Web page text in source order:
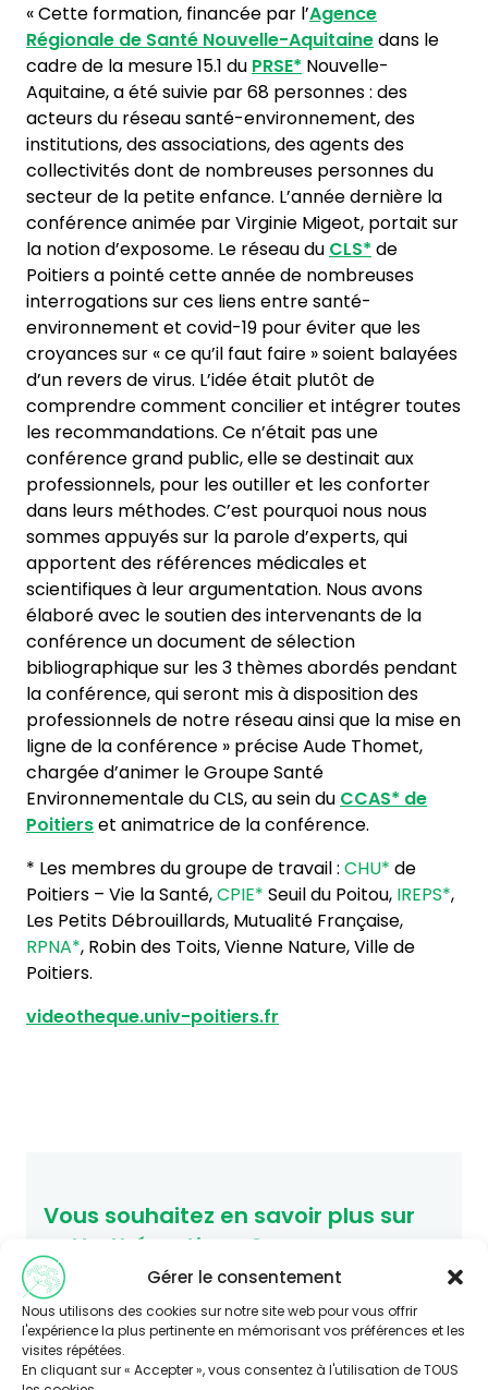
Gérer le consentement
Nous utilisons des cookies sur notre site web pour vous offrir
l'expérience la plus pertinente en mémorisant vos préférences et les
visites répétées.
En cliquant sur « Accepter », vous consentez à l'utilisation de TOUS
« Cette formation, financée par l’Agence
Régionale de Santé Nouvelle-Aquitainedans le
cadre de la mesure 15.1 du PRSE* Nouvelle-
Aquitaine, a été suivie par 68 personnes : des
acteurs du réseau santé-environnement, des
institutions, des associations, des agents des
collectivités dont de nombreuses personnes du
secteur de la petite enfance. L’année dernière la
conférence animée par Virginie Migeot, portait sur
la notion d’exposome. Le réseau du CLS* de
Poitiers a pointé cette année de nombreuses
interrogations sur ces liens entre santé-
environnement et covid-19 pour éviter que les
croyances sur « ce qu’il faut faire » soient balayées
d’un revers de virus. L’idée était plutôt de
comprendre comment concilier et intégrer toutes
les recommandations. Ce n’était pas une
conférence grand public, elle se destinait aux
professionnels, pour les outiller et les conforter
dans leurs méthodes. C’est pourquoi nous nous
sommes appuyés sur la parole d’experts, qui
apportent des références médicales et
scientifiques à leur argumentation. Nous avons
élaboré avec le soutien des intervenants de la
conférence un document de sélection
bibliographique sur les 3 thèmes abordés pendant
la conférence, qui seront mis à disposition des
professionnels de notre réseau ainsi que la mise en
ligne de la conférence » précise Aude Thomet,
chargée d’animer le Groupe Santé
Environnementale du CLS, au sein du CCAS* de
Poitierset animatrice de la conférence.
* Les membres du groupe de travail : CHU* de
Poitiers – Vie la Santé,CPIE* Seuil du Poitou, IREPS*,
Les Petits Débrouillards, Mutualité Française,
RPNA*, Robin des Toits, Vienne Nature, Ville de
Poitiers.
videotheque.univ-poitiers.fr
Vous souhaitez en savoir plus sur
cette thématique ?
Consultez le site Agir-ese.org, des ressources
pour agir en Éducation et promotion de la
Santé-Environnement.
agir-ese.org